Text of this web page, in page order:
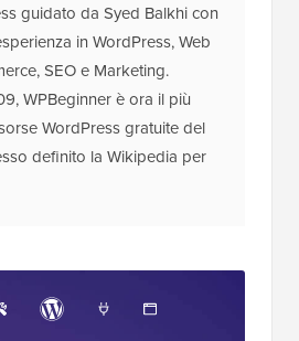
guidato da Syed Balkhi con
in WordPress, Web
SEO e Marketing.
WPBeginner è ora il più
WordPress gratuite del
definito la Wikipedia per